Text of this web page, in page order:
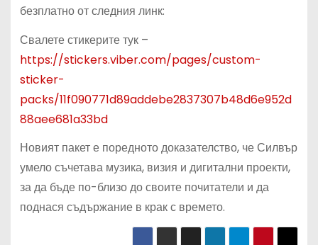
безплатно от следния линк:
Свалете стикерите тук –
https://stickers.viber.com/pages/custom-
sticker-
packs/11f090771d89addebe2837307b48d6e952d
88aee681a33bd
Новият пакет е поредното доказателство, че Силвър
умело съчетава музика, визия и дигитални проекти,
за да бъде по-близо до своите почитатели и да
поднася съдържание в крак с времето.